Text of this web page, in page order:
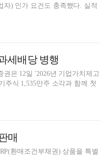
자) 인가 요건도 충족했다. 실적
세배당 병행
은 12일 '2026년 기업가치제고
주식 1,535만주 소각과 함께 첫
매
환매조건부채권) 상품을 특별